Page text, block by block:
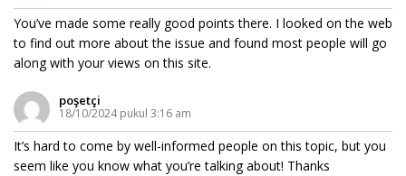
You’ve made some really good points there. I looked on the web
to find out more about the issue and found most people will go
along with your views on this site.
poşetçi
18/10/2024 pukul 3:16 am
It’s hard to come by well-informed people on this topic, but you
seem like you know what you’re talking about! Thanks